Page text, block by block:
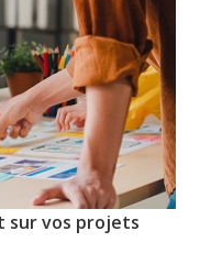
sur vos projets